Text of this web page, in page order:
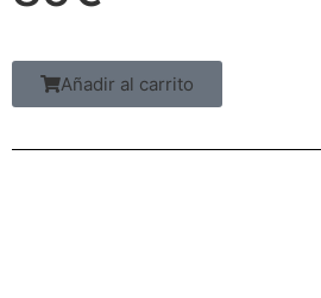
Añadir al carrito